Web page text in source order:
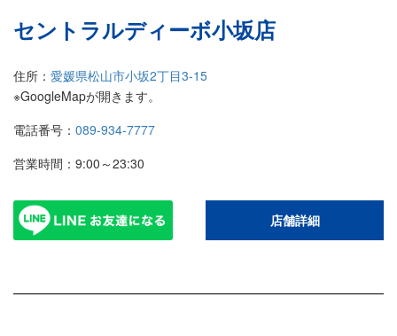
セントラルディーボ小坂店
住所： 愛媛県松山市小坂2丁目3-15
※GoogleMapが開きます。
電話番号： 089-934-7777
営業時間：9:00～23:30
店舗詳細